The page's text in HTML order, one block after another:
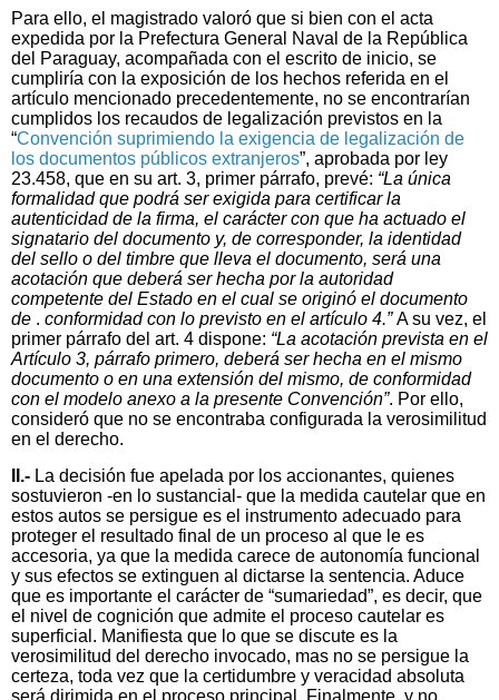
Para ello, el magistrado valoró que si bien con el acta
expedida por la Prefectura General Naval de la República
del Paraguay, acompañada con el escrito de inicio, se
cumpliría con la exposición de los hechos referida en el
artículo mencionado precedentemente, no se encontrarían
cumplidos los recaudos de legalización previstos en la
“Convención suprimiendo la exigencia de legalización de
los documentos públicos extranjeros”, aprobada por ley
23.458, que en su art. 3, primer párrafo, prevé: “La única
formalidad que podrá ser exigida para certificar la
autenticidad de la firma, el carácter con que ha actuado el
signatario del documento y, de corresponder, la identidad
del sello o del timbre que lleva el documento, será una
acotación que deberá ser hecha por la autoridad
competente del Estado en el cual se originó el documento
de . conformidad con lo previsto en el artículo 4.”A su vez, el
primer párrafo del art. 4 dispone: “La acotación prevista en el
Artículo 3, párrafo primero, deberá ser hecha en el mismo
documento o en una extensión del mismo, de conformidad
con el modelo anexo a la presente Convención”. Por ello,
consideró que no se encontraba configurada la verosimilitud
en el derecho.
II.- La decisión fue apelada por los accionantes, quienes
sostuvieron -en lo sustancial- que la medida cautelar que en
estos autos se persigue es el instrumento adecuado para
proteger el resultado final de un proceso al que le es
accesoria, ya que la medida carece de autonomía funcional
y sus efectos se extinguen al dictarse la sentencia. Aduce
que es importante el carácter de “sumariedad”, es decir, que
el nivel de cognición que admite el proceso cautelar es
superficial. Manifiesta que lo que se discute es la
verosimilitud del derecho invocado, mas no se persigue la
certeza, toda vez que la certidumbre y veracidad absoluta